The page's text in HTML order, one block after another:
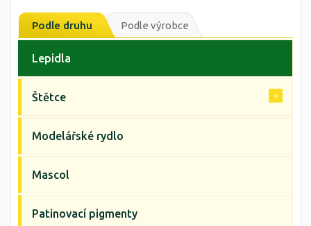
Podle druhu Podle výrobce
Lepidla
Štětce
Modelářské rydlo
Mascol
Patinovací pigmenty